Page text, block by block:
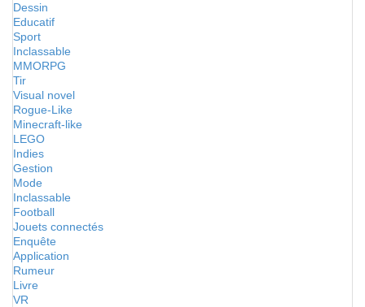
Dessin
Educatif
Sport
Inclassable
MMORPG
Tir
Visual novel
Rogue-Like
Minecraft-like
LEGO
Indies
Gestion
Mode
Inclassable
Football
Jouets connectés
Enquête
Application
Rumeur
Livre
VR